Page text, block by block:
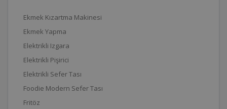
Ekmek Kızartma Makinesi
Ekmek Yapma
Elektrikli Izgara
Elektrikli Pişirici
Elektrikli Sefer Tası
Foodie Modern Sefer Tası
Fritöz